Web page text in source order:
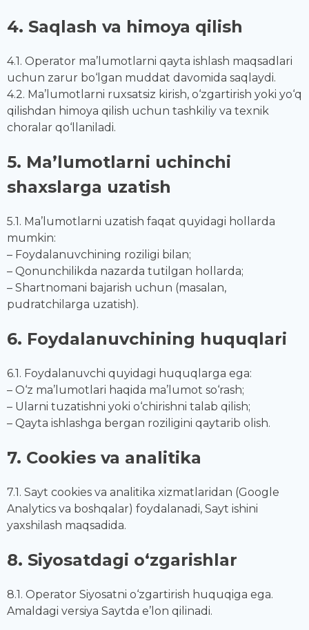
4. Saqlash va himoya qilish
4.1. Operator ma’lumotlarni qayta ishlash maqsadlari
uchun zarur bo‘lgan muddat davomida saqlaydi.
4.2. Ma’lumotlarni ruxsatsiz kirish, o‘zgartirish yoki yo‘q
qilishdan himoya qilish uchun tashkiliy va texnik
choralar qo‘llaniladi.
5. Ma’lumotlarni uchinchi
shaxslarga uzatish
5.1. Ma’lumotlarni uzatish faqat quyidagi hollarda
mumkin:
– Foydalanuvchining roziligi bilan;
– Qonunchilikda nazarda tutilgan hollarda;
– Shartnomani bajarish uchun (masalan,
pudratchilarga uzatish).
6. Foydalanuvchining huquqlari
6.1. Foydalanuvchi quyidagi huquqlarga ega:
– O‘z ma’lumotlari haqida ma’lumot so‘rash;
– Ularni tuzatishni yoki o‘chirishni talab qilish;
– Qayta ishlashga bergan roziligini qaytarib olish.
7. Cookies va analitika
7.1. Sayt cookies va analitika xizmatlaridan (Google
Analytics va boshqalar) foydalanadi, Sayt ishini
yaxshilash maqsadida.
8. Siyosatdagi o‘zgarishlar
8.1. Operator Siyosatni o‘zgartirish huquqiga ega.
Amaldagi versiya Saytda e’lon qilinadi.